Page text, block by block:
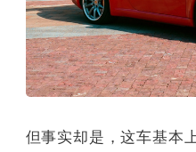
但事实却是，这车基本